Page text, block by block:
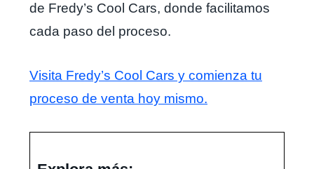
de Fredy’s Cool Cars, donde facilitamos
cada paso del proceso.
Visita Fredy’s Cool Cars y comienza tu
proceso de venta hoy mismo.